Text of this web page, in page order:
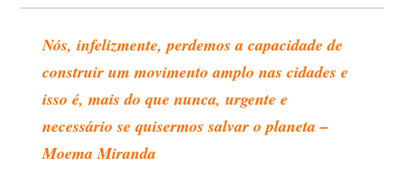
Nós, infelizmente, perdemos a capacidade de
construir um movimento amplo nas cidades e
isso é, mais do que nunca, urgente e
necessário se quisermos salvar o planeta –
Moema Miranda